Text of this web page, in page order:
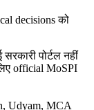
decisions को
पोर्टल नहीं
official MoSPI
Udyam, MCA